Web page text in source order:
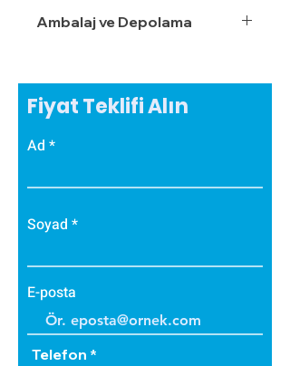
Ambalaj ve Depolama
Fiyat Teklifi Alın
Ad
Soyad
E-posta
Telefon